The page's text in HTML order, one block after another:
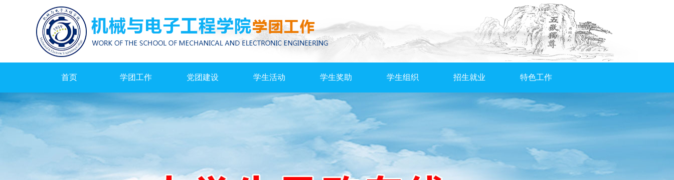
首页 学团工作 党团建设 学生活动 学生奖助 学生组织 招生就业 特色工作